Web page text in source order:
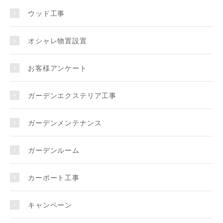
ウッド工事
オシャレ物置設置
お客様アンケート
ガーデンエクステリア工事
ガーデンメンテナンス
ガーデンルーム
カーポート工事
キャンペーン